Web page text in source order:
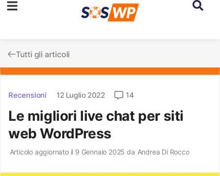
Tutti gli articoli
Recensioni 12 Luglio 2022 14
Le migliori live chat per siti
web WordPress
Articolo aggiornato il 9 Gennaio 2025 da Andrea Di Rocco